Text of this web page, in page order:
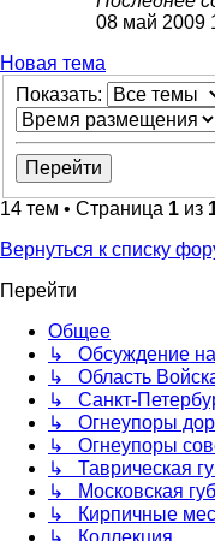
08 май 2009
Новая тема
Показать:
14 тем • Страница 1 из
Вернуться к списку
Перейти
Общее
↳ Обсуждение
↳ Область
↳ Санкт-
↳ Огнеупоры
↳ Огнеупоры
↳ Таврическая
↳ Московская
↳ Кирпичные